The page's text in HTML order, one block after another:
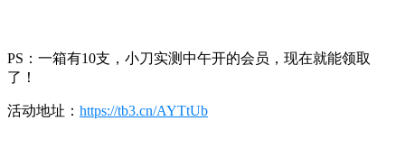
PS：一箱有10支，小刀实测中午开的会员，现在就能领取
了！
活动地址： https://tb3.cn/AYTtUb